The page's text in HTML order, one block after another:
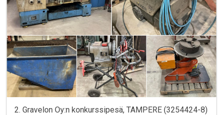
2. Gravelon Oy:n konkurssipesä, TAMPERE (3254424-8)